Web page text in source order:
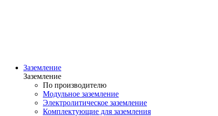
Заземление
Заземление
По производителю
Модульное заземление
Электролитическое заземление
Комплектующие для заземления